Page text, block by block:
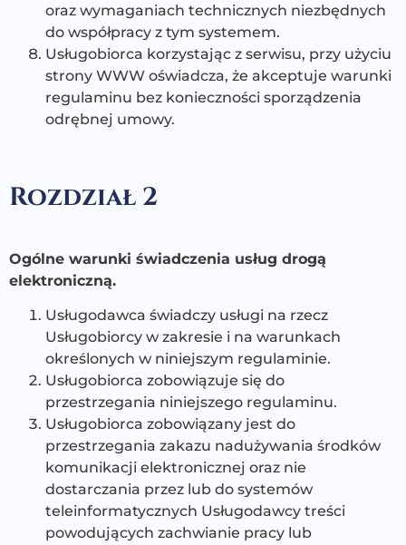
oraz wymaganiach technicznych niezbędnych
do współpracy z tym systemem.
Usługobiorca korzystając z serwisu, przy użyciu
strony WWW oświadcza, że akceptuje warunki
regulaminu bez konieczności sporządzenia
odrębnej umowy.
Rozdział 2
Ogólne warunki świadczenia usług drogą
elektroniczną.
Usługodawca świadczy usługi na rzecz
Usługobiorcy w zakresie i na warunkach
określonych w niniejszym regulaminie.
Usługobiorca zobowiązuje się do
przestrzegania niniejszego regulaminu.
Usługobiorca zobowiązany jest do
przestrzegania zakazu nadużywania środków
komunikacji elektronicznej oraz nie
dostarczania przez lub do systemów
teleinformatycznych Usługodawcy treści
powodujących zachwianie pracy lub